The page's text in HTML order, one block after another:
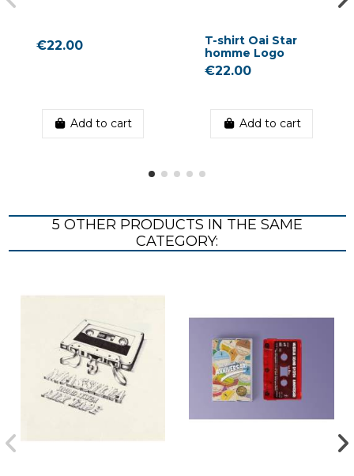
€22.00
Add to cart
T-shirt Oai Star
homme Logo
€22.00
Add to cart
5 OTHER PRODUCTS IN THE SAME
CATEGORY: